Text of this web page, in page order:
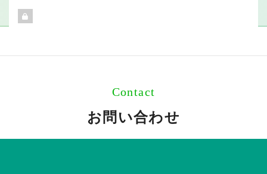
Contact
お問い合わせ